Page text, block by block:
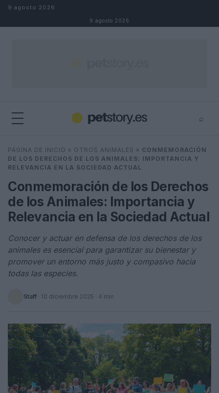
Saltar al contenido
9 agosto 2026
9 agosto 2026
⌕
Buscar ⌕ ×
PÁGINA DE INICIO » OTROS ANIMALES » CONMEMORACIÓN
DE LOS DERECHOS DE LOS ANIMALES: IMPORTANCIA Y
RELEVANCIA EN LA SOCIEDAD ACTUAL
Conmemoración de los Derechos
de los Animales: Importancia y
Relevancia en la Sociedad Actual
Conocer y actuar en defensa de los derechos de los
animales es esencial para garantizar su bienestar y
promover un entorno más justo y compasivo hacia
todas las especies.
Staff · 10 diciembre 2025 · 4 min